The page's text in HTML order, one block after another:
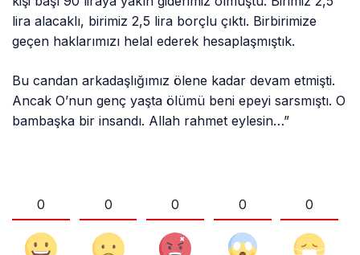
lira alacaklı, birimiz 2,5 lira borçlu çıktı. Birbirimize
geçen haklarımızı helal ederek hesaplaşmıştık.
Bu candan arkadaşlığımız ölene kadar devam etmişti.
Ancak O’nun genç yaşta ölümü beni epeyi sarsmıştı. O
bambaşka bir insandı. Allah rahmet eylesin…”
0 0 0 0 0